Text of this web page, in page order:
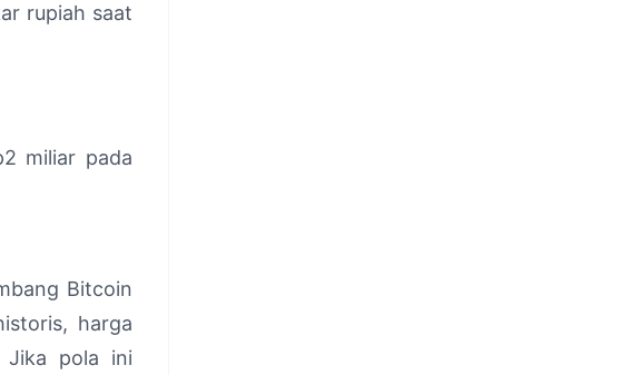
rupiah saat
miliar pada
Bitcoin
harga
Jika pola ini